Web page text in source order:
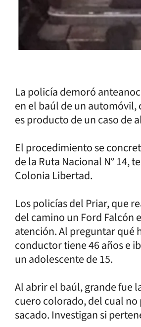
La policía demoró
en el baúl de un
es producto de un caso de
El procedimiento se
de la Ruta Nacional N° 14,
Colonia Libertad.
Los policías del Priar, que
del camino un Ford Falcón
atención. Al preguntar qué
conductor tiene 46 años e
un adolescente de 15.
Al abrir el baúl, grande fue
cuero colorado, del cual
sacado. Investigan si